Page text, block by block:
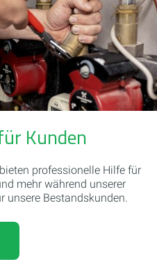
Kunden
professionelle Hilfe für
mehr während unserer
unsere Bestandskunden.